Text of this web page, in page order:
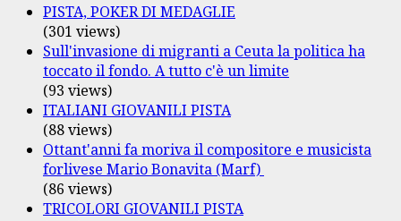
PISTA, POKER DI MEDAGLIE
(301 views)
Sull'invasione di migranti a Ceuta la politica ha
toccato il fondo. A tutto c'è un limite
(93 views)
ITALIANI GIOVANILI PISTA
(88 views)
Ottant'anni fa moriva il compositore e musicista
forlivese Mario Bonavita (Marf)
(86 views)
TRICOLORI GIOVANILI PISTA